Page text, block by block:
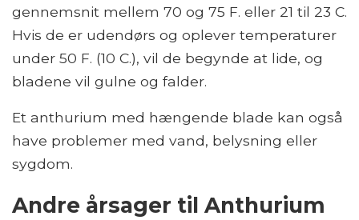
gennemsnit mellem 70 og 75 F. eller 21 til 23 C.
Hvis de er udendørs og oplever temperaturer
under 50 F. (10 C.), vil de begynde at lide, og
bladene vil gulne og falder.
Et anthurium med hængende blade kan også
have problemer med vand, belysning eller
sygdom.
Andre årsager til Anthurium